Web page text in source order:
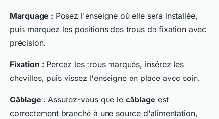
Marquage : Posez l'enseigne où elle sera installée,
puis marquez les positions des trous de fixation avec
précision.
Fixation : Percez les trous marqués, insérez les
chevilles, puis vissez l'enseigne en place avec soin.
Câblage : Assurez-vous que le câblage est
correctement branché à une source d'alimentation,